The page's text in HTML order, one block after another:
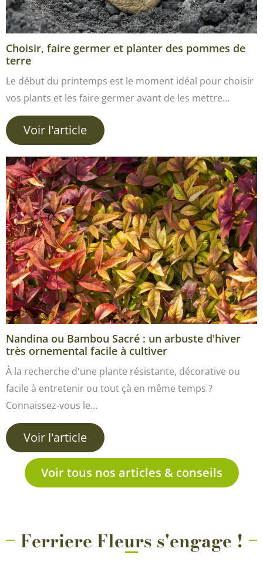
Choisir, faire germer et planter des pommes de
terre
Le début du printemps est le moment idéal pour choisir
vos plants et les faire germer avant de les mettre…
Voir l'article
Nandina ou Bambou Sacré : un arbuste d'hiver
très ornemental facile à cultiver
À la recherche d'une plante résistante, décorative ou
facile à entretenir ou tout çà en même temps ?
Connaissez-vous le…
Voir l'article
Voir tous nos articles & conseils
Ferriere Fleurs s'engage !